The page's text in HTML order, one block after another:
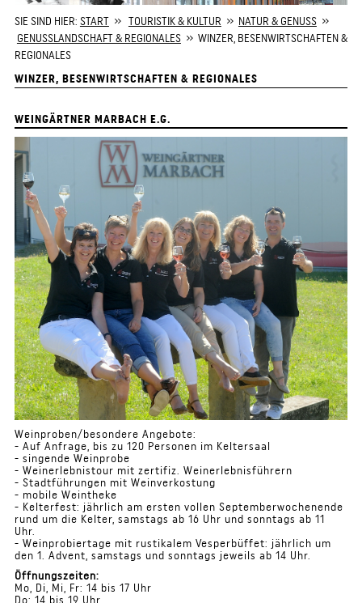
SIE SIND HIER: START» TOURISTIK & KULTUR » NATUR & GENUSS»
GENUSSLANDSCHAFT & REGIONALES» WINZER, BESENWIRTSCHAFTEN &
REGIONALES
WINZER, BESENWIRTSCHAFTEN & REGIONALES
WEINGÄRTNER MARBACH E.G.
Weinproben/besondere Angebote:
- Auf Anfrage, bis zu 120 Personen im Keltersaal
- singende Weinprobe
- Weinerlebnistour mit zertifiz. Weinerlebnisführern
- Stadtführungen mit Weinverkostung
- mobile Weintheke
- Kelterfest: jährlich am ersten vollen Septemberwochenende
rund um die Kelter, samstags ab 16 Uhr und sonntags ab 11
Uhr.
- Weinprobiertage mit rustikalem Vesperbüffet: jährlich um
den 1. Advent, samstags und sonntags jeweils ab 14 Uhr.
Öffnungszeiten:
Mo, Di, Mi, Fr: 14 bis 17 Uhr
Do: 14 bis 19 Uhr